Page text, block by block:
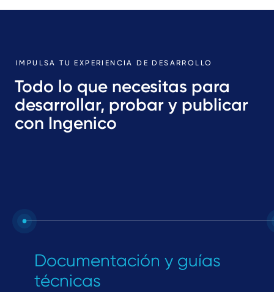
IMPULSA TU EXPERIENCIA DE DESARROLLO
Todo lo que necesitas para
desarrollar, probar y publicar
con Ingenico
Documentación y guías
técnicas